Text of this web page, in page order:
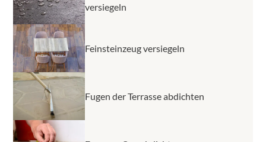
versiegeln
Feinsteinzeug versiegeln
Fugen der Terrasse abdichten